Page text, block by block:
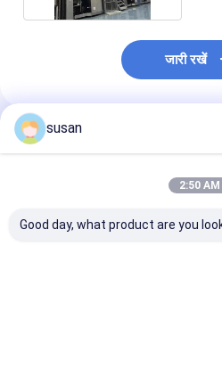
जारी रखें
अनुशंसित उत्पाद
susan
2:50 AM
Good day, what product are you